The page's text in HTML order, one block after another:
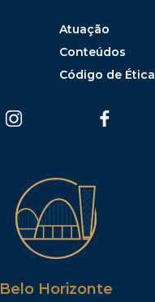
Atuação
Conteúdos
Código de Ética
Belo Horizonte